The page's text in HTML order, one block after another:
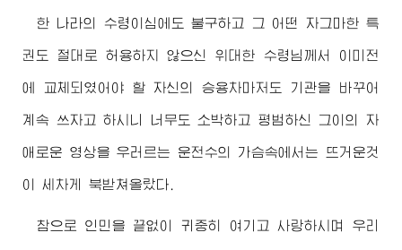
한 나라의 수령 이심에도 불구하고 그 어떤 자그마한 특
권도 절대로 허용하지 않으신위대한 수령님께서 이미전
에 교체되였어야 할 자신의 승용차마저도 기관을 바꾸어
계속 쓰자고 하시니 너무도 소박하고 평범하신 그이의 자
애로운 영상을 우러르는 운전수의 가슴속에서는 뜨거운것
이 세차게 북받쳐올랐다.
참으로 인민을 끝없이 귀중히 여기고 사랑하시며 우리